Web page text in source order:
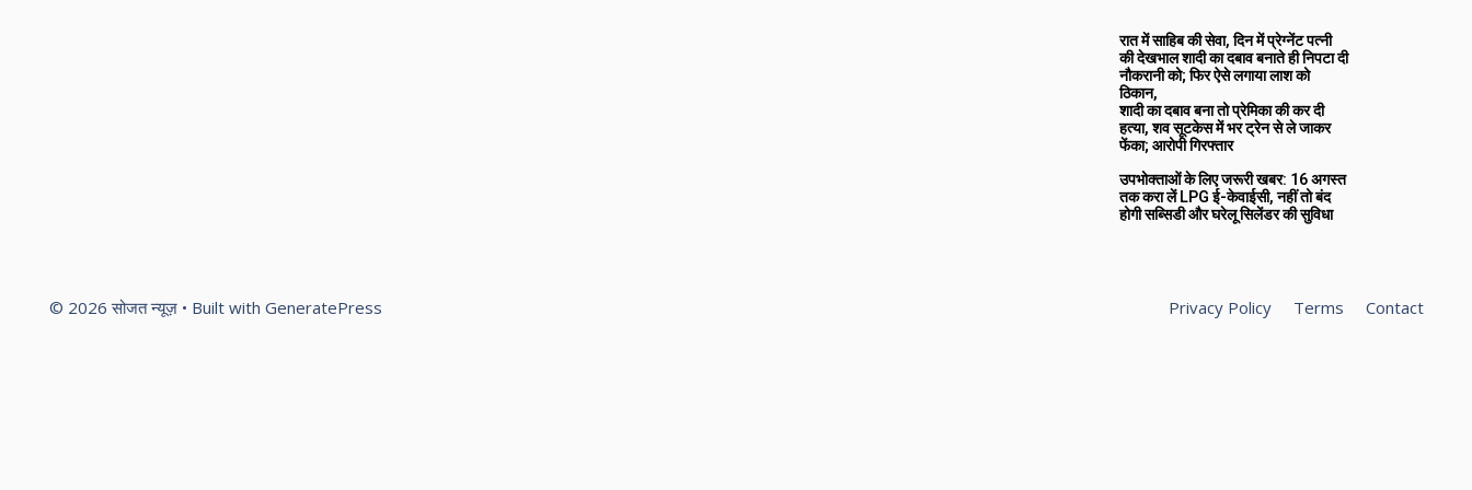
रात में साहिब की सेवा, दिन में प्रेग्नेंट पत्नी
की देखभाल शादी का दबाव बनाते ही निपटा दी
नौकरानी को; फिर ऐसे लगाया लाश को
ठिकान,
शादी का दबाव बना तो प्रेमिका की कर दी
हत्या, शव सूटकेस में भर ट्रेन से ले जाकर
फेंका; आरोपी गिरफ्तार
उपभोक्ताओं के लिए जरूरी खबर: 16 अगस्त
तक करा लें LPG ई-केवाईसी, नहीं तो बंद
होगी सब्सिडी और घरेलू सिलेंडर की सुविधा
Privacy Policy Terms Contact
© 2026 सोजत न्यूज़• Built with GeneratePress